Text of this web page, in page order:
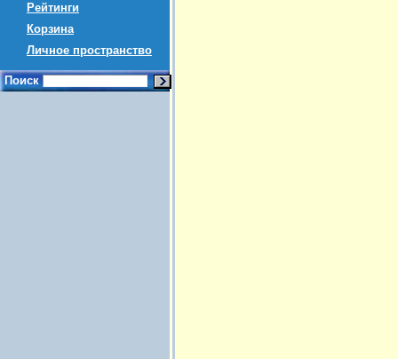
Рейтинги
Корзина
Личное пространство
Поиск